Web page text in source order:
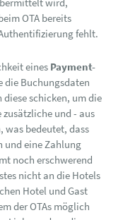
OTA bereits
fehlt.
eines Payment-
die Buchungsdaten
diese schicken, um die
und - aus
was bedeutet, dass
und eine Zahlung
noch erschwerend
nicht an die Hotels
Hotel und Gast
der OTAs möglich